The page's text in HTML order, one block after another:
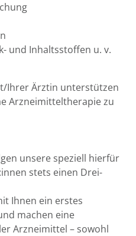
und Inhaltsstoffen u. v.
Ihrer Ärztin unterstützen
Arzneimitteltherapie zu
unsere speziell hierfür
stets einen Drei-
Ihnen ein erstes
machen eine
Arzneimittel – sowohl